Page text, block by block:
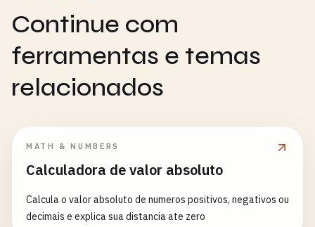
Continue com
ferramentas e temas
relacionados
MATH & NUMBERS
Calculadora de valor absoluto
Calcula o valor absoluto de numeros positivos, negativos ou
decimais e explica sua distancia ate zero